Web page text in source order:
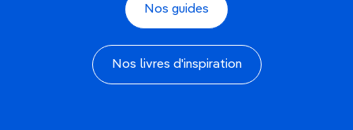
Nos guides
Nos livres d'inspiration